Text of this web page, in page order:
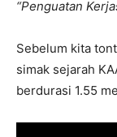
“Penguatan
Sebelum kita
simak sejarah
berdurasi 1.55